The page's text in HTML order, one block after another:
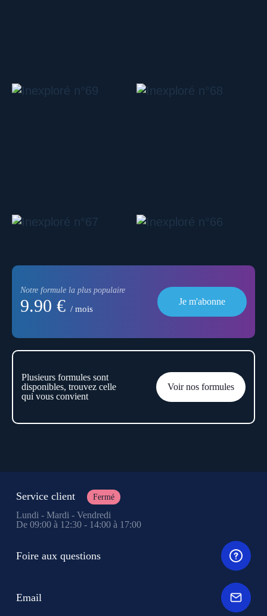
Notre formule la plus populaire
9.90 € / mois
Je m'abonne
Plusieurs formules sont
disponibles, trouvez celle
qui vous convient
Voir nos formules
Service client Fermé
Lundi - Mardi - Vendredi
De 09:00 à 12:30 - 14:00 à 17:00
Foire aux questions
Email